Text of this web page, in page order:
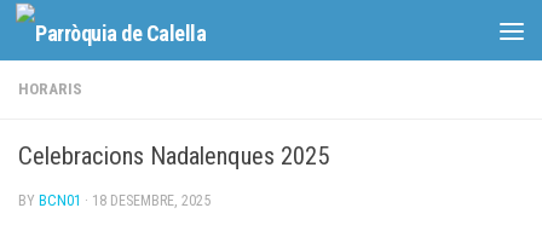
Skip to content
HORARIS
Celebracions Nadalenques 2025
BY BCN01 · 18 DESEMBRE, 2025